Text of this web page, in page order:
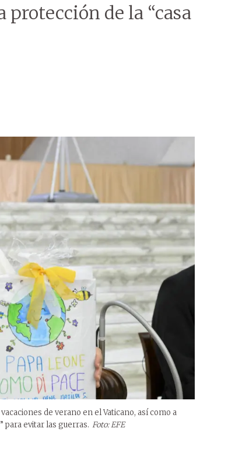
de la “casa
de verano en el Vaticano, así como a
para evitar las guerras. Foto: EFE